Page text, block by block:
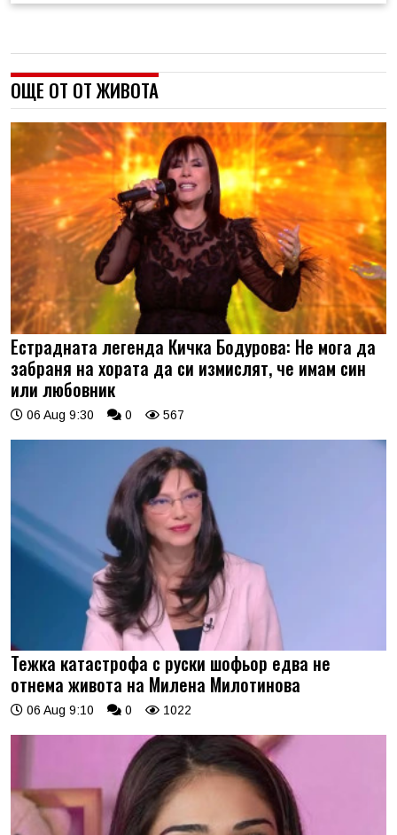
ОЩЕ ОТ ОТ ЖИВОТА
Естрадната легенда Кичка Бодурова: Не мога да
забраня на хората да си измислят, че имам син
или любовник
06 Aug 9:30 0 567
Тежка катастрофа с руски шофьор едва не
отнема живота на Милена Милотинова
06 Aug 9:10 0 1022